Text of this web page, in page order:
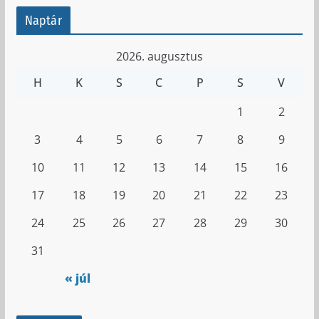
Naptár
2026. augusztus
H
K S C P S V
« júl
1
2
3
4 5 6 7 8
9
10
11 12 13 14 15
16
17
18 19 20 21 22
23
24
25 26 27 28 29
30
31